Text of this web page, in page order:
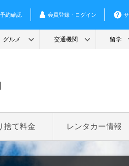
捨て料金 レンタカー情報